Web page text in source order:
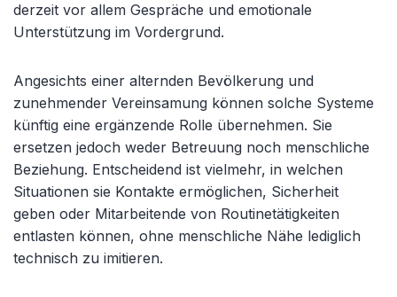
derzeit vor allem Gespräche und emotionale
Unterstützung im Vordergrund.
Angesichts einer alternden Bevölkerung und
zunehmender Vereinsamung können solche Systeme
künftig eine ergänzende Rolle übernehmen. Sie
ersetzen jedoch weder Betreuung noch menschliche
Beziehung. Entscheidend ist vielmehr, in welchen
Situationen sie Kontakte ermöglichen, Sicherheit
geben oder Mitarbeitende von Routinetätigkeiten
entlasten können, ohne menschliche Nähe lediglich
technisch zu imitieren.